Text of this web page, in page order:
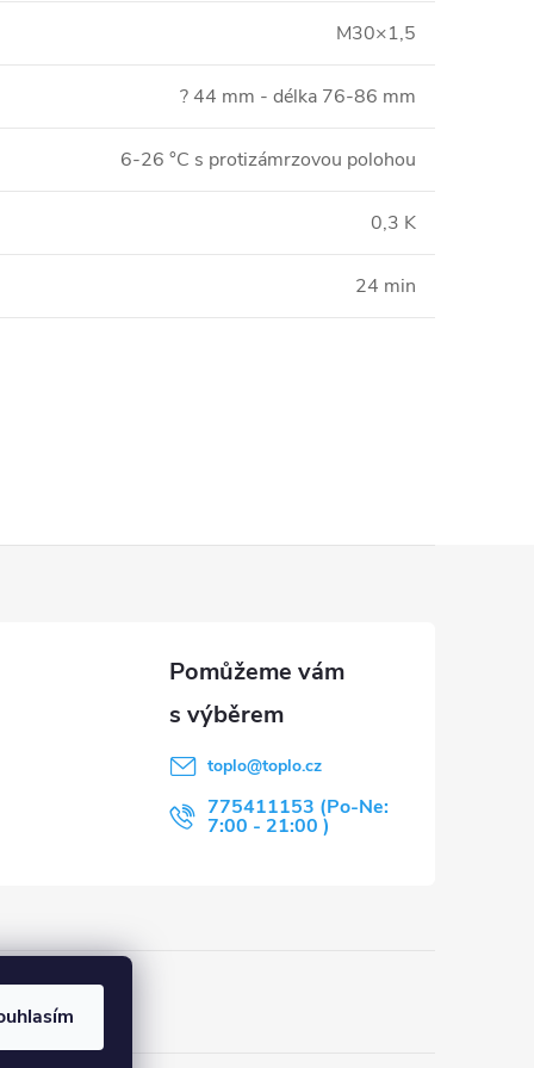
M30×1,5
? 44 mm - délka 76-86 mm
6-26 °C s protizámrzovou polohou
0,3 K
24 min
toplo@toplo.cz
775411153 (Po-Ne:
7:00 - 21:00 )